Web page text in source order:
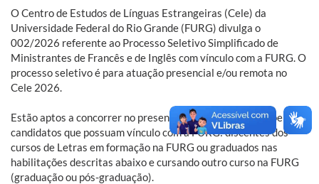
O Centro de Estudos de Línguas Estrangeiras (Cele) da
Universidade Federal do Rio Grande (FURG) divulga o
002/2026 referente ao Processo Seletivo Simplificado de
Ministrantes de Francês e de Inglês com vínculo com a FURG. O
processo seletivo é para atuação presencial e/ou remota no
Cele 2026.
Estão aptos a concorrer no presente processo seletivo apenas
candidatos que possuam vínculo com a FURG: discentes dos
cursos de Letras em formação na FURG ou graduados nas
habilitações descritas abaixo e cursando outro curso na FURG
(graduação ou pós-graduação).